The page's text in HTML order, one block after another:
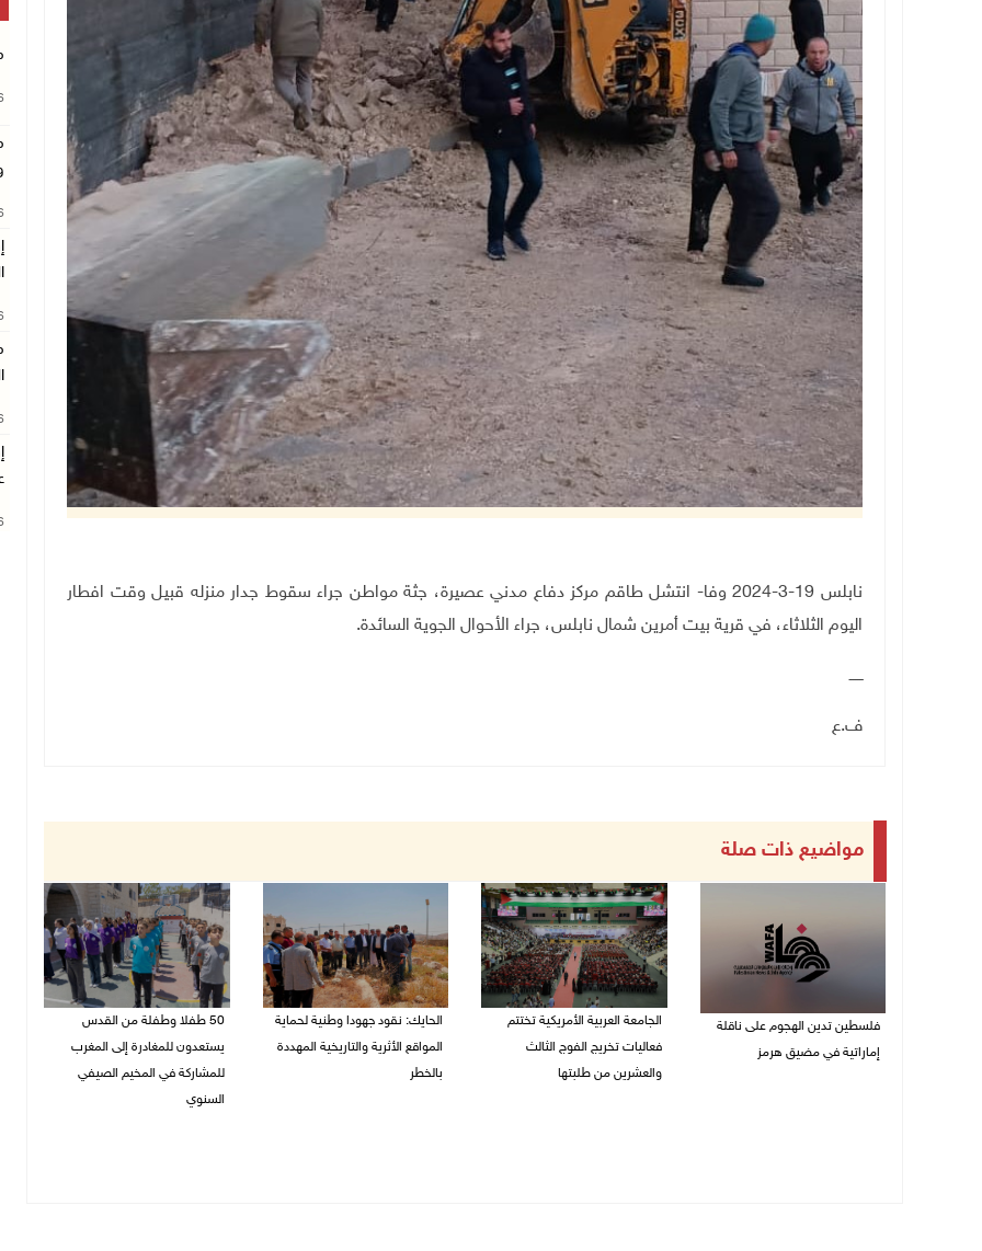
نابلس 19-3-2024 وفا- انتشل طاقم مركز دفاع مدني عصيرة، جثة مواطن جراء سقوط جدار منزله قبيل وقت افطار
اليوم الثلاثاء، في قرية بيت أمرين شمال نابلس، جراء الأحوال الجوية السائدة.
ــــــ
ف.ع
مواضيع ذات صلة
فلسطين تدين الهجوم على ناقلة
إماراتية في مضيق هرمز
الجامعة العربية الأمريكية تختتم
فعاليات تخريج الفوج الثالث
والعشرين من طلبتها
الحايك: نقود جهودا وطنية لحماية
المواقع الأثرية والتاريخية المهددة
بالخطر
50 طفلا وطفلة من القدس
يستعدون للمغادرة إلى المغرب
للمشاركة في المخيم الصيفي
السنوي